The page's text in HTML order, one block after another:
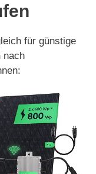
für günstige
nach